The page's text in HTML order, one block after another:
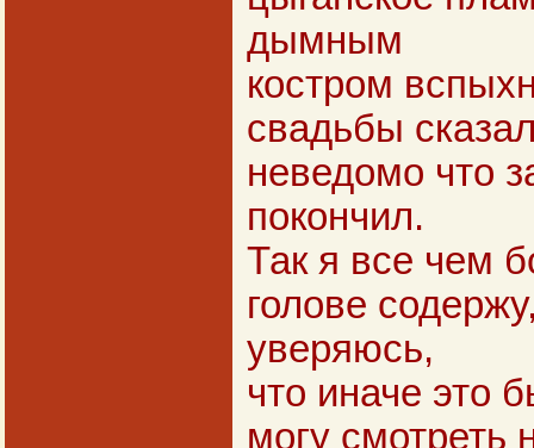
дымным
костром
свадьбы
неведомо что
покончил.
Так я все чем
голове
уверяюсь,
что иначе это
могу смотреть